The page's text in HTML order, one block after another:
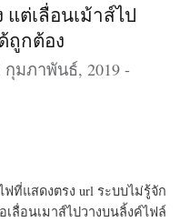
ต่เลื่อนเม้าส์ไป
ถูกต้อง
กุมภาพันธ์, 2019 -
ที่แสดงตรง url ระบบไม่รู้จัก
เลื่อนเมาส์ไปวางบนลิ้งค์ไฟล์